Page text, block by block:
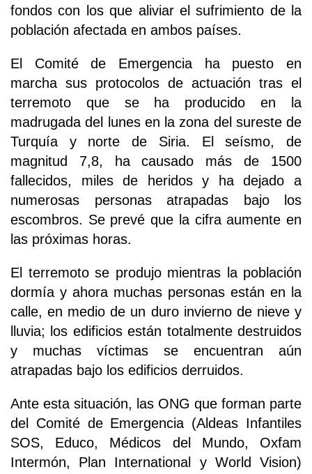
fondos con los que aliviar el sufrimiento de la
población afectada en ambos países.
El Comité de Emergencia ha puesto en
marcha sus protocolos de actuación tras el
terremoto que se ha producido en la
madrugada del lunes en la zona del sureste de
Turquía y norte de Siria. El seísmo, de
magnitud 7,8, ha causado más de 1500
fallecidos, miles de heridos y ha dejado a
numerosas personas atrapadas bajo los
escombros. Se prevé que la cifra aumente en
las próximas horas.
El terremoto se produjo mientras la población
dormía y ahora muchas personas están en la
calle, en medio de un duro invierno de nieve y
lluvia; los edificios están totalmente destruidos
y muchas víctimas se encuentran aún
atrapadas bajo los edificios derruidos.
Ante esta situación, las ONG que forman parte
del Comité de Emergencia (Aldeas Infantiles
SOS, Educo, Médicos del Mundo, Oxfam
Intermón, Plan International y World Vision)